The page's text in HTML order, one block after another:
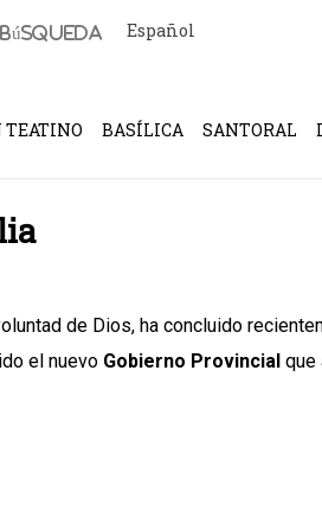
Español
TEATINO BASÍLICA SANTORAL
de Dios, ha concluido
el nuevo Gobierno Provincialque